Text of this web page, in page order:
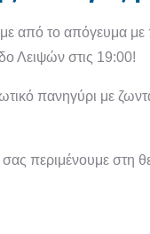
από το απόγευμα με
Λειψών στις 19:00!
πανηγύρι με
περιμένουμε στη